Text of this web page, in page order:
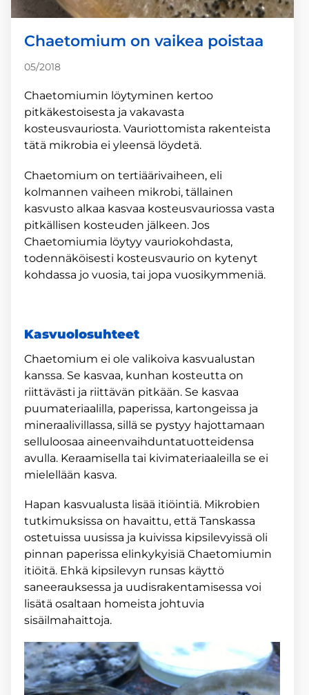
Chaetomium on vaikea poistaa
05/2018
Chaetomiumin löytyminen kertoo
pitkäkestoisesta ja vakavasta
kosteusvauriosta. Vauriottomista rakenteista
tätä mikrobia ei yleensä löydetä.
Chaetomium on tertiäärivaiheen, eli
kolmannen vaiheen mikrobi, tällainen
kasvusto alkaa kasvaa kosteusvauriossa vasta
pitkällisen kosteuden jälkeen. Jos
Chaetomiumia löytyy vauriokohdasta,
todennäköisesti kosteusvaurio on kytenyt
kohdassa jo vuosia, tai jopa vuosikymmeniä.
Kasvuolosuhteet
Chaetomium ei ole valikoiva kasvualustan
kanssa. Se kasvaa, kunhan kosteutta on
riittävästi ja riittävän pitkään. Se kasvaa
puumateriaalilla, paperissa, kartongeissa ja
mineraalivillassa, sillä se pystyy hajottamaan
selluloosaa aineenvaihduntatuotteidensa
avulla. Keraamisella tai kivimateriaaleilla se ei
mielellään kasva.
Hapan kasvualusta lisää itiöintiä. Mikrobien
tutkimuksissa on havaittu, että Tanskassa
ostetuissa uusissa ja kuivissa kipsilevyissä oli
pinnan paperissa elinkykyisiä Chaetomiumin
itiöitä. Ehkä kipsilevyn runsas käyttö
saneerauksessa ja uudisrakentamisessa voi
lisätä osaltaan homeista johtuvia
sisäilmahaittoja.